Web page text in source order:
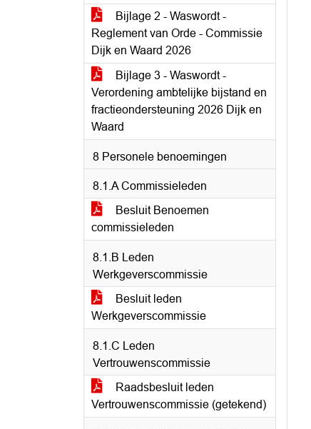
Bijlage 2 - Waswordt -
Reglement van Orde - Commissie
Dijk en Waard 2026
Bijlage 3 - Waswordt -
Verordening ambtelijke bijstand en
fractieondersteuning 2026 Dijk en
Waard
8 Personele benoemingen
8.1.A Commissieleden
Besluit Benoemen
commissieleden
8.1.B Leden
Werkgeverscommissie
Besluit leden
Werkgeverscommissie
8.1.C Leden
Vertrouwenscommissie
Raadsbesluit leden
Vertrouwenscommissie (getekend)